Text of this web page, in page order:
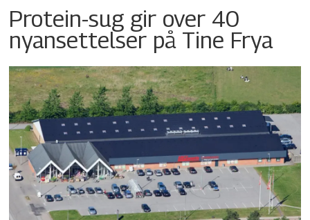
Protein-sug gir over 40
nyansettelser på Tine Frya